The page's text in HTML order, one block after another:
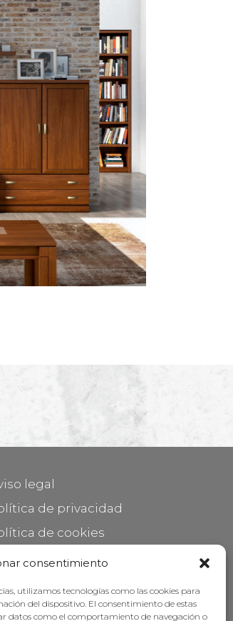
consentimiento
utilizamos tecnologías como las cookies para
del dispositivo. El consentimiento de estas
datos como el comportamiento de navegación o
legal
de privacidad
de cookies
su mueble